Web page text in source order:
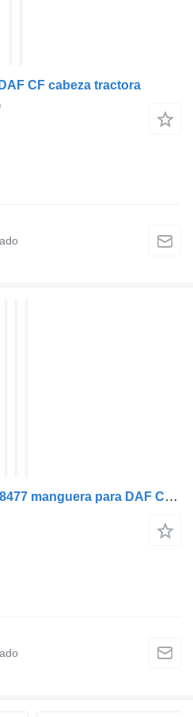
CF cabeza tractora
Set conducte adblue 1948477 manguera para DAF CF cabeza tractora